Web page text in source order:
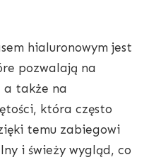
hialuronowym jest
pozwalają na
a także na
która często
temu zabiegowi
i świeży wygląd, co